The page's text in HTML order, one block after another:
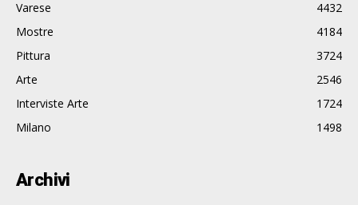
Varese
4432
Mostre
4184
Pittura
3724
Arte
2546
Interviste Arte
1724
Milano
1498
Archivi